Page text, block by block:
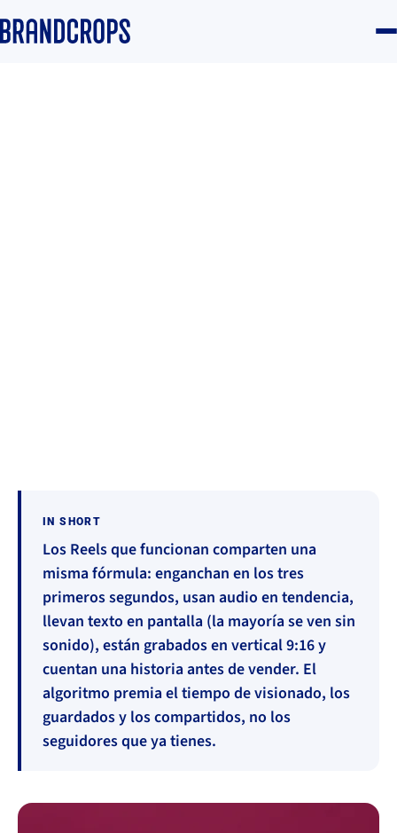
IN SHORT
Los Reels que funcionan comparten una
misma fórmula: enganchan en los tres
primeros segundos, usan audio en tendencia,
llevan texto en pantalla (la mayoría se ven sin
sonido), están grabados en vertical 9:16 y
cuentan una historia antes de vender. El
algoritmo premia el tiempo de visionado, los
guardados y los compartidos, no los
seguidores que ya tienes.